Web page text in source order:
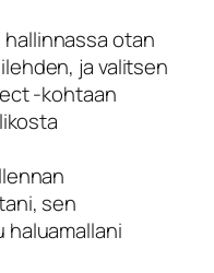
otan
ja valitsen
-kohtaan
sen